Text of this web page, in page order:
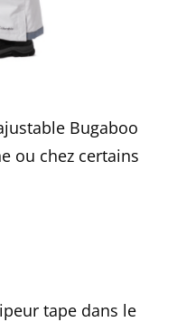
Bugaboo
ou chez certains
tape dans le